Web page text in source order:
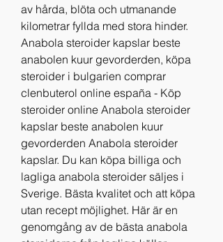
av hårda, blöta och utmanande
kilometrar fyllda med stora hinder.
Anabola steroider kapslar beste
anabolen kuur gevorderden, köpa
steroider i bulgarien comprar
clenbuterol online españa - Köp
steroider online Anabola steroider
kapslar beste anabolen kuur
gevorderden Anabola steroider
kapslar. Du kan köpa billiga och
lagliga anabola steroider säljes i
Sverige. Bästa kvalitet och att köpa
utan recept möjlighet. Här är en
genomgång av de bästa anabola